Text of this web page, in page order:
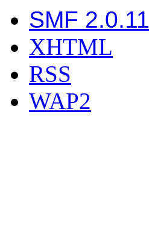
SMF 2.0.11
XHTML
RSS
WAP2